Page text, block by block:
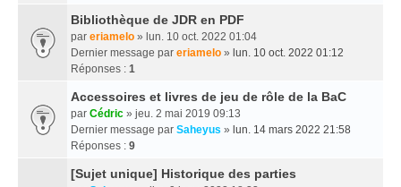
Bibliothèque de JDR en PDF
par eriamelo » lun. 10 oct. 2022 01:04
Dernier message par eriamelo » lun. 10 oct. 2022 01:12
Réponses : 1
Accessoires et livres de jeu de rôle de la BaC
par Cédric » jeu. 2 mai 2019 09:13
Dernier message par Saheyus » lun. 14 mars 2022 21:58
Réponses : 9
[Sujet unique] Historique des parties